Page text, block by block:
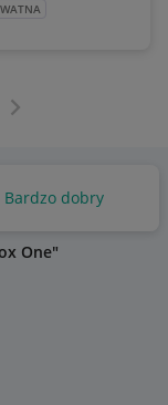
Następna strona
Bardzo dobry
One"